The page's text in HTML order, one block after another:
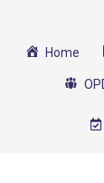
Home